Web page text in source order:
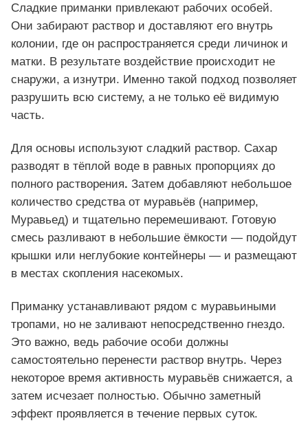
Сладкие приманки привлекают рабочих особей.
Они забирают раствор и доставляют его внутрь
колонии, где он распространяется среди личинок и
матки. В результате воздействие происходит не
снаружи, а изнутри. Именно такой подход позволяет
разрушить всю систему, а не только её видимую
часть.
Для основы используют сладкий раствор. Сахар
разводят в тёплой воде в равных пропорциях до
полного растворения. Затем добавляют небольшое
количество средства от муравьёв (например,
Муравьед) и тщательно перемешивают. Готовую
смесь разливают в небольшие ёмкости — подойдут
крышки или неглубокие контейнеры — и размещают
в местах скопления насекомых.
Приманку устанавливают рядом с муравьиными
тропами, но не заливают непосредственно гнездо.
Это важно, ведь рабочие особи должны
самостоятельно перенести раствор внутрь. Через
некоторое время активность муравьёв снижается, а
затем исчезает полностью. Обычно заметный
эффект проявляется в течение первых суток.